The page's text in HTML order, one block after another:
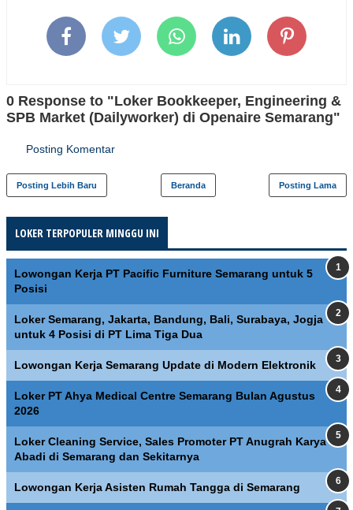
0 Response to "Loker Bookkeeper, Engineering &
SPB Market (Dailyworker) di Openaire Semarang"
Posting Komentar
Posting Lebih Baru Posting Lama
Beranda
LOKER TERPOPULER MINGGU INI
Lowongan Kerja PT Pacific Furniture Semarang untuk 5
Posisi
Loker Semarang, Jakarta, Bandung, Bali, Surabaya, Jogja
untuk 4 Posisi di PT Lima Tiga Dua
Lowongan Kerja Semarang Update di Modern Elektronik
Loker PT Ahya Medical Centre Semarang Bulan Agustus
2026
Loker Cleaning Service, Sales Promoter PT Anugrah Karya
Abadi di Semarang dan Sekitarnya
Lowongan Kerja Asisten Rumah Tangga di Semarang